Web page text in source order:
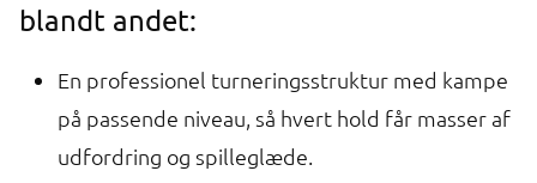
blandt andet:
En professionel turneringsstruktur med kampe
på passende niveau, så hvert hold får masser af
udfordring og spilleglæde.